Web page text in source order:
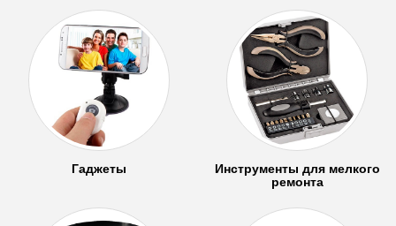
Гаджеты Инструменты для мелкого
ремонта